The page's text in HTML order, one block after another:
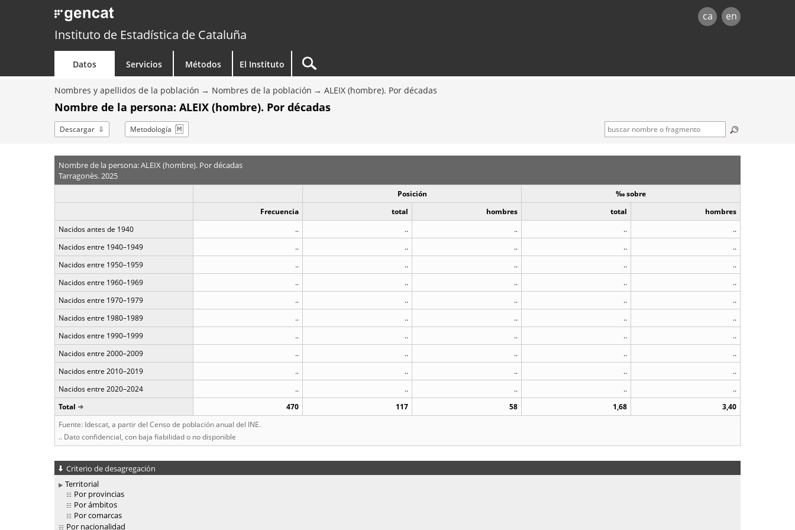
ca en
Instituto de Estadística de Cataluña
Datos Servicios Métodos El Instituto
Nombres y apellidos de la población Nombres de la población ALEIX (hombre). Por décadas
Nombre de la persona: ALEIX (hombre). Por décadas
Descargar Metodología
Nombre de la persona: ALEIX (hombre). Por décadas
Tarragonès. 2025
Posición
‰ sobre
Frecuencia
total hombres total
hombres
Nacidos antes de 1940
.. .. .. ..
..
Nacidos entre 1940–1949
.. .. .. ..
..
Nacidos entre 1950–1959
.. .. .. ..
..
Nacidos entre 1960–1969
.. .. .. ..
..
Nacidos entre 1970–1979
.. .. .. ..
..
Nacidos entre 1980–1989
.. .. .. ..
..
Nacidos entre 1990–1999
.. .. .. ..
..
Nacidos entre 2000–2009
.. .. .. ..
..
Nacidos entre 2010–2019
.. .. .. ..
..
Nacidos entre 2020–2024
.. .. .. ..
..
Total
470 117 58 1,68
3,40
Fuente: Idescat, a partir del Censo de población anual del INE.
.. Dato confidencial, con baja fiabilidad o no disponible
Criterio de desagregación
Territorial
Por provincias
Por ámbitos
Por comarcas
Por nacionalidad